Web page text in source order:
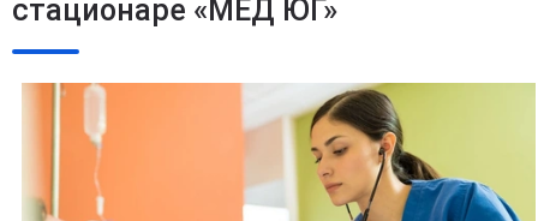
стационаре «МЕД ЮГ»